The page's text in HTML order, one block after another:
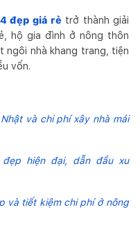
đẹp giá rẻ trở thành giải
hộ gia đình ở nông thôn
ngôi nhà khang trang, tiện
vốn.
và chi phí xây nhà mái
hiện đại, dẫn đầu xu
và tiết kiệm chi phí ở nông